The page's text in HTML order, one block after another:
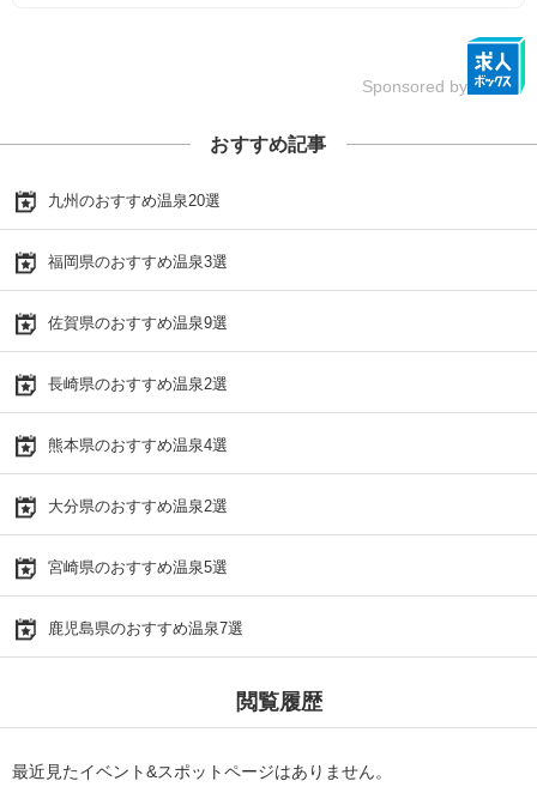
Sponsored by
おすすめ記事
九州のおすすめ温泉20選
福岡県のおすすめ温泉3選
佐賀県のおすすめ温泉9選
長崎県のおすすめ温泉2選
熊本県のおすすめ温泉4選
大分県のおすすめ温泉2選
宮崎県のおすすめ温泉5選
鹿児島県のおすすめ温泉7選
閲覧履歴
最近見たイベント&スポットページはありません。